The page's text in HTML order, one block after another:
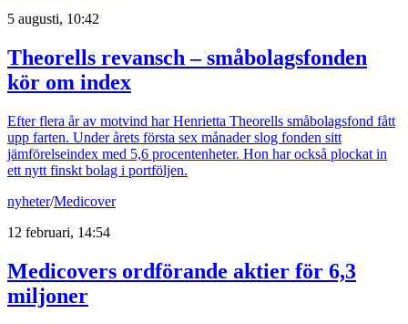
5 augusti, 10:42
Theorells revansch – småbolagsfonden
kör om index
Efter flera år av motvind har Henrietta Theorells småbolagsfond fått
upp farten. Under årets första sex månader slog fonden sitt
jämförelseindex med 5,6 procentenheter. Hon har också plockat in
ett nytt finskt bolag i portföljen.
nyheter/Medicover
12 februari, 14:54
Medicovers ordförande aktier för 6,3
miljoner